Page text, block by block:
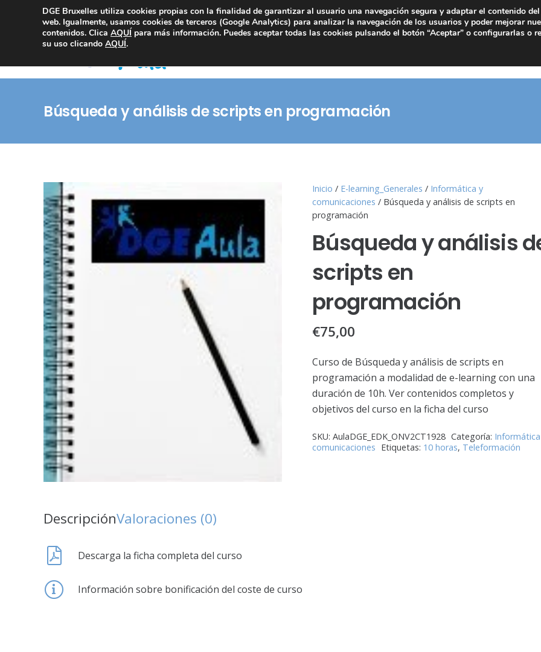
Consultoría Compliance
Búsqueda y análisis de scripts en programación
Inicio / E-learning_Generales / Informática y
comunicaciones / Búsqueda y análisis de scripts en
programación
Búsqueda y análisis
scripts en
programación
€75,00
Curso de Búsqueda y análisis de scripts en
programación a modalidad de e-learning con una
duración de 10h. Ver contenidos completos y
objetivos del curso en la ficha del curso
SKU:AulaDGE_EDK_ONV2CT1928 Categoría:
comunicaciones Etiquetas: 10 horas, Teleformación
DescripciónValoraciones (0)
Descarga la ficha completa del curso
Información sobre bonificación del coste de curso
DGE Bruxelles utiliza cookies propias con la finalidad de garantizar al usuario una navegación segura y adaptar el contenido
web. Igualmente, usamos cookies de terceros (Google Analytics) para analizar la navegación de los usuarios y poder mejorar
contenidos. Clica AQUÍ para más información. Puedes aceptar todas las cookies pulsando el botón “Aceptar” o configurarlas o
su uso clicando AQUÍ.